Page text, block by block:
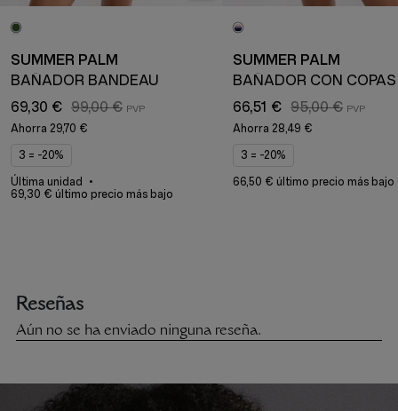
SUMMER PALM
BAÑADOR BANDEAU
69,30 € 99,00 €
Ahorra 29,70 €
3 = -20%
Última unidad
69,30 € último precio más bajo
SUMMER PALM
66,51 € 95,00 €
Ahorra 28,49 €
3 = -20%
66,50 € último precio más bajo